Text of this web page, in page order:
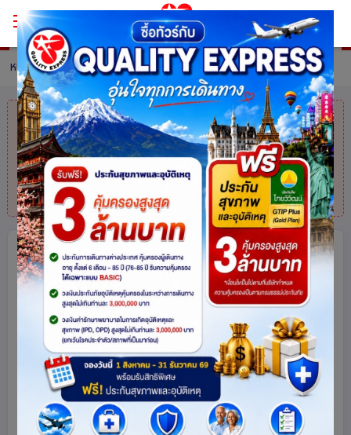
หน้าหลัก ทัวร์ China รายละเอียดทัวร์
คุณมาช้าไปแล้ว สินค้าหมดแล้วค่ะแต่ไม่
ต้องห่วง! สอบถามสินค้าคล้ายกันได้ที่
โทร.025113000
บินตรงกวางโจว เที่ยวครบสูตร ฮวาเฉิง
หย่งชิ่งฟาง สวนสนุกฉางหลงเต็มวัน อี้เต๋
อช้อปมันส์ ฟีลดีทั้งทริป 6 วัน 4 คืน *ทัวร์
ไม่ลงร้าน* โดยสายการบิน 9 AIR (AQ)
จีน 1684 share
ดูโปรแกรมทัวร์